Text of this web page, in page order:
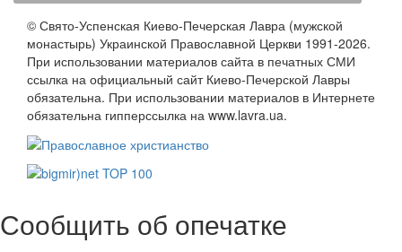
© Свято-Успенская Киево-Печерская Лавра (мужской
монастырь) Украинской Православной Церкви 1991-2026.
При использовании материалов сайта в печатных СМИ
ссылка на официальный сайт Киево-Печерской Лавры
обязательна. При использовании материалов в Интернете
обязательна гипперссылка на www.lavra.ua.
Сообщить об опечатке